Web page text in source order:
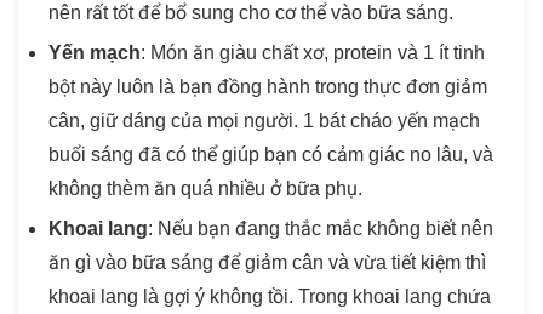
nên rất tốt để bổ sung cho cơ thể vào bữa sáng.
Yến mạch: Món ăn giàu chất xơ, protein và 1 ít tinh
bột này luôn là bạn đồng hành trong thực đơn giảm
cân, giữ dáng của mọi người. 1 bát cháo yến mạch
buổi sáng đã có thể giúp bạn có cảm giác no lâu, và
không thèm ăn quá nhiều ở bữa phụ.
Khoai lang: Nếu bạn đang thắc mắc không biết nên
ăn gì vào bữa sáng để giảm cân và vừa tiết kiệm thì
khoai lang là gợi ý không tồi. Trong khoai lang chứa